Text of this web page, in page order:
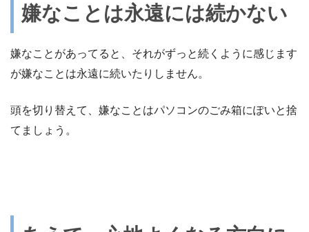
嫌なことは永遠には続かない
嫌なことがあってると、それがずっと続くように感じます
が嫌なことは永遠に続いたりしません。
頭を切り替えて、嫌なことはパソコンのごみ箱にぽいと捨
てましょう。